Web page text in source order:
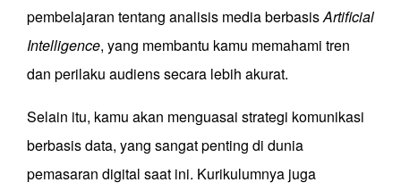
pembelajaran tentang analisis media berbasisArtificial
Intelligence, yang membantu kamu memahami tren
dan perilaku audiens secara lebih akurat.
Selain itu, kamu akan menguasai strategi komunikasi
berbasis data, yang sangat penting di dunia
pemasaran digital saat ini. Kurikulumnya juga